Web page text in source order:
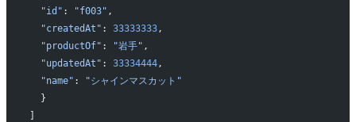
  "id"
: "f003" ,
  "createdAt"
: 33333333,
  "productOf"
: "岩手" ,
  "updatedAt"
: 33334444,
  "name"
:
"シャインマスカット"
  }
]